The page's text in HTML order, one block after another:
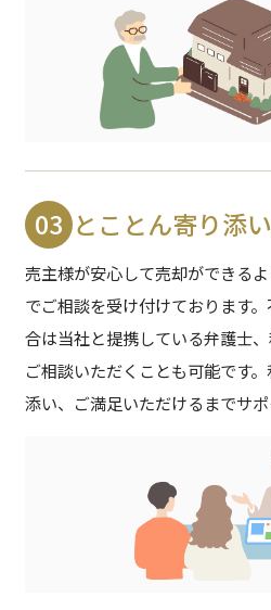
03 とことん寄り添
売主様が安心して売却ができる
でご相談を受け付けております。
合は当社と提携している弁護士
ご相談いただくことも可能です。
添い、ご満足いただけるまでサポ